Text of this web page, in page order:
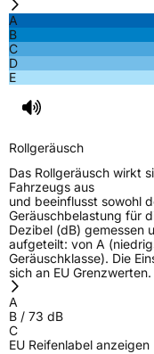
Rollgeräusch (dB)73
FahrzeugklasseC1
3PMSF /
Allgemeine
Herstellerkontakt
A
B
C
D
E
Rollgeräusch
Das Rollgeräusch wirkt
Fahrzeugs aus
und beeinflusst sowohl
Geräuschbelastung für
Dezibel (dB) gemessen
aufgeteilt: von A
Geräuschklasse). Die
sich an EU Grenzwerten.
A
B / 73 dB
C
EU Reifenlabel anzeigen